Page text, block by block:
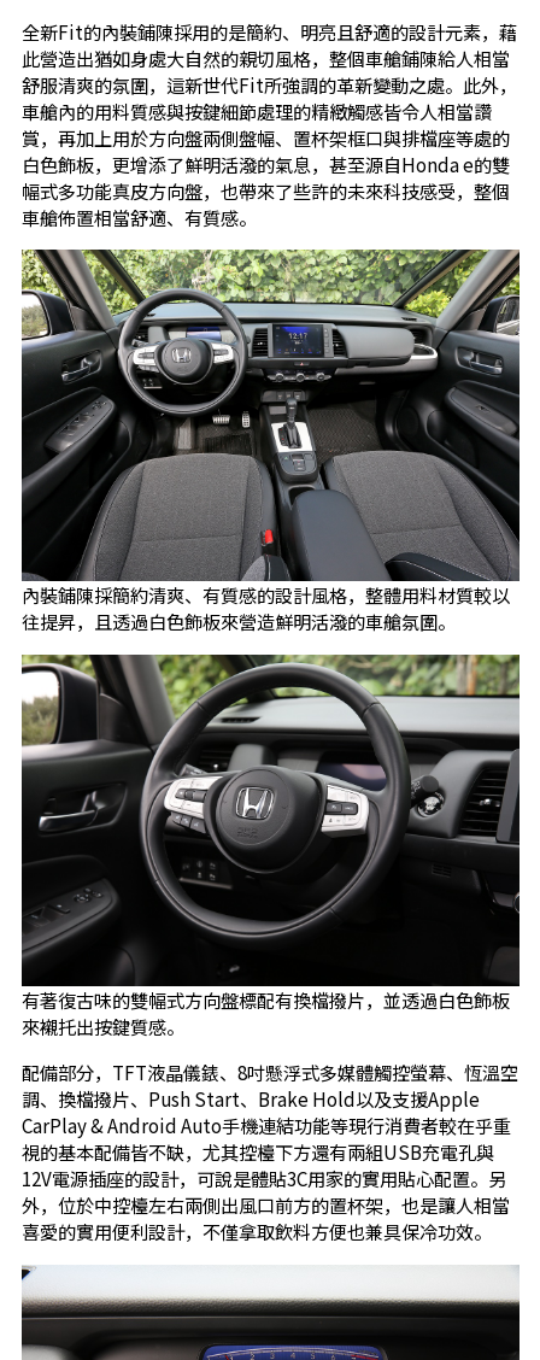
全新Fit的內裝鋪陳採用的是簡約、明亮且舒適的設計元素，藉
此營造出猶如身處大自然的親切風格，整個車艙鋪陳給人相當
舒服清爽的氛圍，這新世代Fit所強調的革新變動之處。此外，
車艙內的用料質感與按鍵細節處理的精緻觸感皆令人相當讚
賞，再加上用於方向盤兩側盤幅、置杯架框口與排檔座等處的
白色飾板，更增添了鮮明活潑的氣息，甚至源自Honda e的雙
幅式多功能真皮方向盤，也帶來了些許的未來科技感受，整個
車艙佈置相當舒適、有質感。
內裝鋪陳採簡約清爽、有質感的設計風格，整體用料材質較以
往提昇，且透過白色飾板來營造鮮明活潑的車艙氛圍。
有著復古味的雙幅式方向盤標配有換檔撥片，並透過白色飾板
來襯托出按鍵質感。
配備部分，TFT液晶儀錶、8吋懸浮式多媒體觸控螢幕、恆溫空
調、換檔撥片、Push Start、Brake Hold以及支援Apple
CarPlay & Android Auto手機連結功能等現行消費者較在乎重
視的基本配備皆不缺，尤其控檯下方還有兩組USB充電孔與
12V電源插座的設計，可說是體貼3C用家的實用貼心配置。另
外，位於中控檯左右兩側出風口前方的置杯架，也是讓人相當
喜愛的實用便利設計，不僅拿取飲料方便也兼具保冷功效。